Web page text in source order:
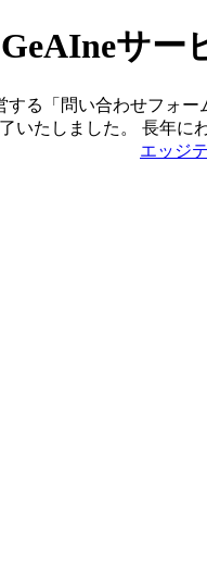
GeAIneサー
る「問い合わせフォ
いたしました。 長年に
エッジ